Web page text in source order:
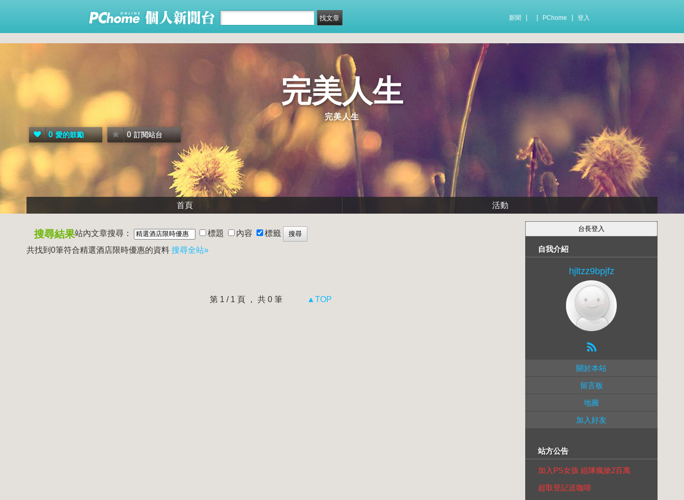
新聞 PChome 登入
完美人生
完美人生
0 愛的鼓勵 0 訂閱站台
首頁 活動
搜尋結果站內文章搜尋： 標題 內容
標籤
共找到0筆符合精選酒店限時優惠的資料 搜尋全站»
第 1 / 1 頁 ， 共 0 筆 ▲TOP
自我介紹
hjltzz9bpjfz
關於本站
留言板
地圖
加入好友
站方公告
加入PS女孩 組隊瘋搶2百萬
超取登記送咖啡